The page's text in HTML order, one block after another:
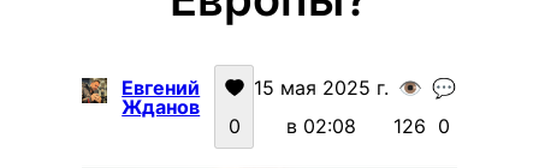
Евгений
Жданов
0
15 мая 2025 г.
в 02:08
👁️
126
💬
0